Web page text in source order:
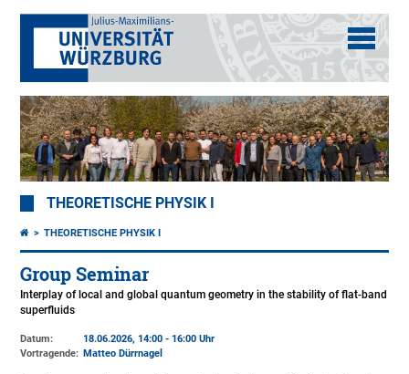
THEORETISCHE PHYSIK I
THEORETISCHE PHYSIK I
Group Seminar
Interplay of local and global quantum geometry in the stability of flat-band
superfluids
Datum:
18.06.2026, 14:00 - 16:00 Uhr
Vortragende: Matteo Dürrnagel